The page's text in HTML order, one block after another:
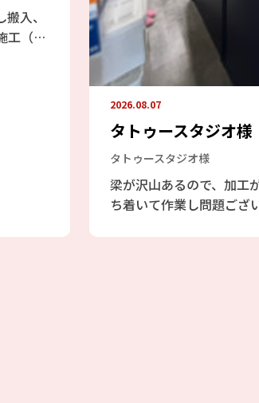
入、
工（組
2026.08.07
タトゥースタジオ様
タトゥースタジオ様
梁が沢山あるので、加工
ち着いて作業し問題ござ